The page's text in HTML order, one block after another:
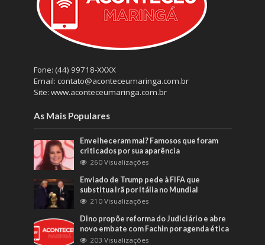
Fone: (44) 99718-XXXX
Email: contato@aconteceumaringa.com.br
Site: www.aconteceumaringa.com.br
As Mais Populares
Envelheceram mal? Famosos que foram
criticados por sua aparência
260 Visualizações
Enviado de Trump pede à FIFA que
substitua Irã por Itália no Mundial
210 Visualizações
Dino propõe reforma do Judiciário e abre
novo embate com Fachin por agenda ética
203 Visualizações